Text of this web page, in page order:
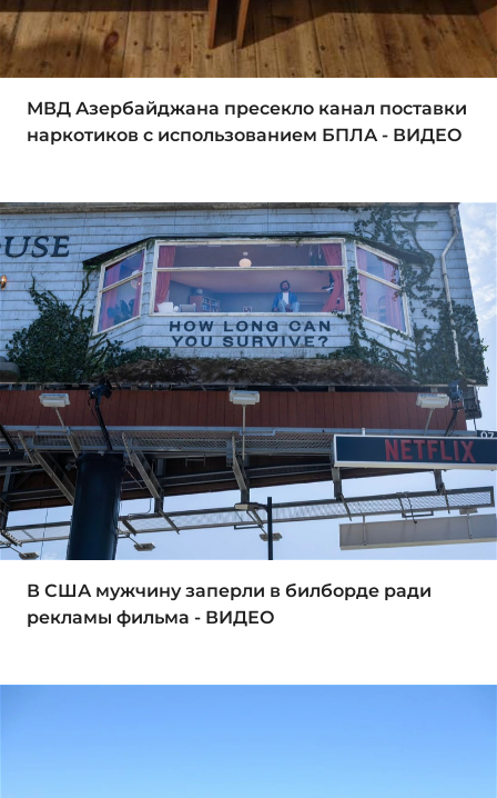
МВД Азербайджана пресекло канал поставки
наркотиков с использованием БПЛА - ВИДЕО
В США мужчину заперли в билборде ради
рекламы фильма - ВИДЕО